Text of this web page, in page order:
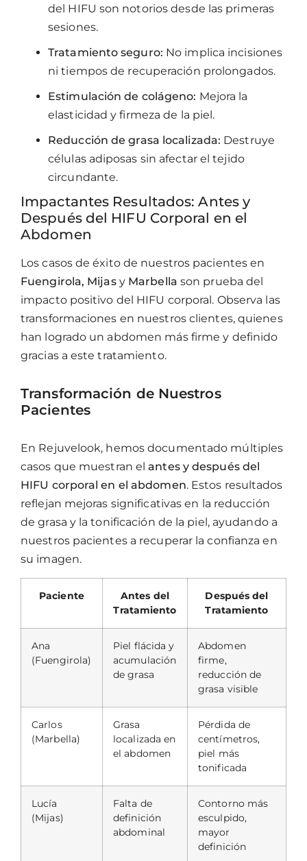
del HIFU son notorios desde las primeras
sesiones.
Tratamiento seguro: No implica incisiones
ni tiempos de recuperación prolongados.
Estimulación de colágeno: Mejora la
elasticidad y firmeza de la piel.
Reducción de grasa localizada: Destruye
células adiposas sin afectar el tejido
circundante.
Impactantes Resultados: Antes y
Después del HIFU Corporal en el
Abdomen
Los casos de éxito de nuestros pacientes en
Fuengirola, Mijasy Marbella son prueba del
impacto positivo del HIFU corporal. Observa las
transformaciones en nuestros clientes, quienes
han logrado un abdomen más firme y definido
gracias a este tratamiento.
Transformación de Nuestros
Pacientes
En Rejuvelook, hemos documentado múltiples
casos que muestran elantes y después del
HIFU corporal en el abdomen. Estos resultados
reflejan mejoras significativas en la reducción
de grasa y la tonificación de la piel, ayudando a
nuestros pacientes a recuperar la confianza en
su imagen.
Paciente
Antes del
Tratamiento
Después del
Tratamiento
Ana
(Fuengirola)
Piel flácida y
acumulación
de grasa
Abdomen
firme,
reducción de
grasa visible
Carlos
(Marbella)
Grasa
localizada en
el abdomen
Pérdida de
centímetros,
piel más
tonificada
Lucía
(Mijas)
Falta de
definición
abdominal
Contorno más
esculpido,
mayor
definición